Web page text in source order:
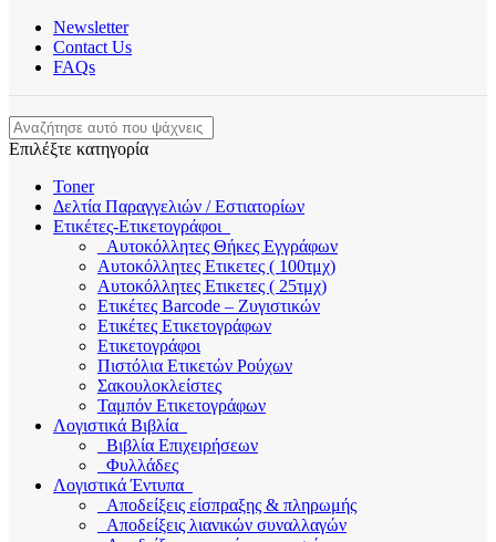
Newsletter
Contact Us
FAQs
Επιλέξτε κατηγορία
Toner
Δελτία Παραγγελιών / Εστιατορίων
Ετικέτες-Ετικετογράφοι
Αυτοκόλλητες Θήκες Εγγράφων
Αυτοκόλλητες Ετικετες ( 100τμχ)
Αυτοκόλλητες Ετικετες ( 25τμχ)
Ετικέτες Barcode – Ζυγιστικών
Ετικέτες Ετικετογράφων
Ετικετογράφοι
Πιστόλια Ετικετών Ρούχων
Σακουλοκλείστες
Ταμπόν Ετικετογράφων
Λογιστικά Βιβλία
Βιβλία Επιχειρήσεων
Φυλλάδες
Λογιστικά Έντυπα
Αποδείξεις είσπραξης & πληρωμής
Αποδείξεις λιανικών συναλλαγών